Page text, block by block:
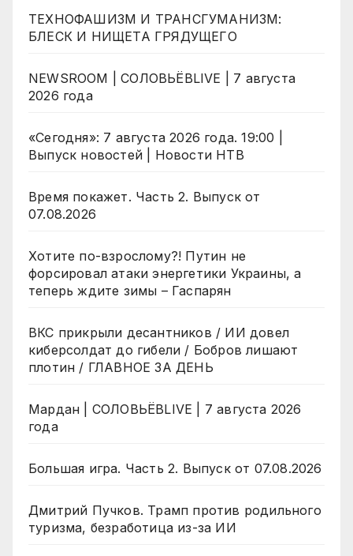
ТЕХНОФАШИЗМ И ТРАНСГУМАНИЗМ:
БЛЕСК И НИЩЕТА ГРЯДУЩЕГО
NEWSROOM | СОЛОВЬЁВLIVE | 7 августа
2026 года
«Сегодня»: 7 августа 2026 года. 19:00 |
Выпуск новостей | Новости НТВ
Время покажет. Часть 2. Выпуск от
07.08.2026
Хотите по-взрослому?! Путин не
форсировал атаки энергетики Украины, а
теперь ждите зимы – Гаспарян
ВКС прикрыли десантников / ИИ довел
киберсолдат до гибели / Бобров лишают
плотин / ГЛАВНОЕ ЗА ДЕНЬ
Мардан | СОЛОВЬЁВLIVE | 7 августа 2026
года
Большая игра. Часть 2. Выпуск от 07.08.2026
Дмитрий Пучков. Трамп против родильного
туризма, безработица из-за ИИ